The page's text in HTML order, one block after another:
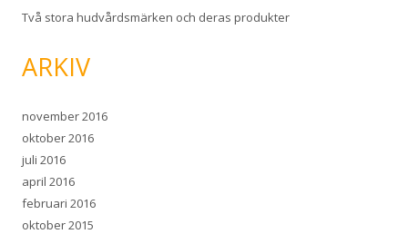
Två stora hudvårdsmärken och deras produkter
ARKIV
november 2016
oktober 2016
juli 2016
april 2016
februari 2016
oktober 2015